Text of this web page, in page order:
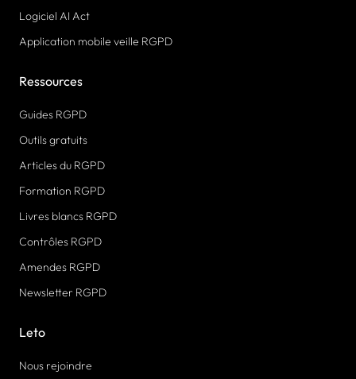
Logiciel AI Act
Application mobile veille RGPD
Ressources
Guides RGPD
Outils gratuits
Articles du RGPD
Formation RGPD
Livres blancs RGPD
Contrôles RGPD
Amendes RGPD
Newsletter RGPD
Leto
Nous rejoindre